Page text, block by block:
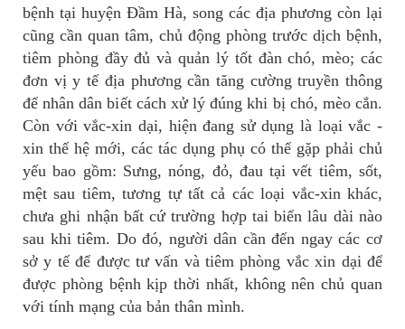
bệnh tại huyện Đầm Hà, song các địa phương còn lại
cũng cần quan tâm, chủ động phòng trước dịch bệnh,
tiêm phòng đầy đủ và quản lý tốt đàn chó, mèo; các
đơn vị y tế địa phương cần tăng cường truyền thông
để nhân dân biết cách xử lý đúng khi bị chó, mèo cắn.
Còn với vắc-xin dại, hiện đang sử dụng là loại vắc -
xin thế hệ mới, các tác dụng phụ có thể gặp phải chủ
yếu bao gồm: Sưng, nóng, đỏ, đau tại vết tiêm, sốt,
mệt sau tiêm, tương tự tất cả các loại vắc-xin khác,
chưa ghi nhận bất cứ trường hợp tai biến lâu dài nào
sau khi tiêm. Do đó, người dân cần đến ngay các cơ
sở y tế để được tư vấn và tiêm phòng vắc xin dại để
được phòng bệnh kịp thời nhất, không nên chủ quan
với tính mạng của bản thân mình.